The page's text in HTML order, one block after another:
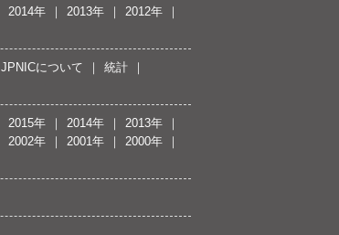
2014年 2013年
2012年
JPNICについて
統計
2015年 2014年
2013年
2002年 2001年
2000年